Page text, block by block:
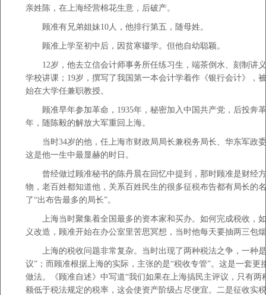
亲姓陈，在上海经营棉花生意，后破产。
顾准有兄弟姐妹10人，他排行第五，随母姓。
顾准上学至初中后，因贫寒辍学。但他自幼聪颖。
12岁，他去立信会计师事务所任练习生，端茶倒水、刻制讲
学校讲课；19岁，撰写了我国第一本会计学着作《银行会计》，
始在大学任兼职教授。
顾准早年参加革命，1935年，秘密加入中国共产党，后投奔革
年，随陈毅的解放大军重回上海。
当时34岁的他，任上海市财政局局长兼税务局长、华东军政
这是他一生中最显赫的时日。
曾经做过顾准秘书的陈丹晨在回忆中提到，那时顾准是财经
物，老百姓都知道他，关系百姓民生的很多征税布告都有局长的
了“出布告最多的局长”。
上海当时聚集着全国最多的资本家和买办。如何完成税收，
义改造，顾准开始在办公室里苦思冥想，当时他每天要抽两三包
上海的税收问题非常复杂。当时出现了两种税法之争，一种是
议”；而顾准根据上海的实际，主张的是“税收专管”。这是一套更
做法。《顾准自述》中写道“我们如果在上海搞民主评议，只有两
额低于税法规定的税率，这会使资产阶级占尽便宜。二是征收实